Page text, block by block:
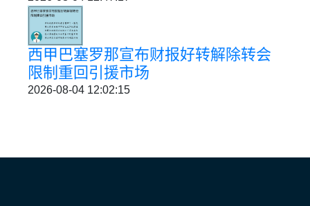
西甲巴塞罗那宣布财报好转解除转会
限制重回引援市场
2026-08-04 12:02:15